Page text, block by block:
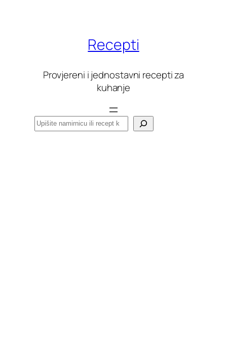
Recepti
Provjereni i jednostavni recepti za
kuhanje
Pretraga